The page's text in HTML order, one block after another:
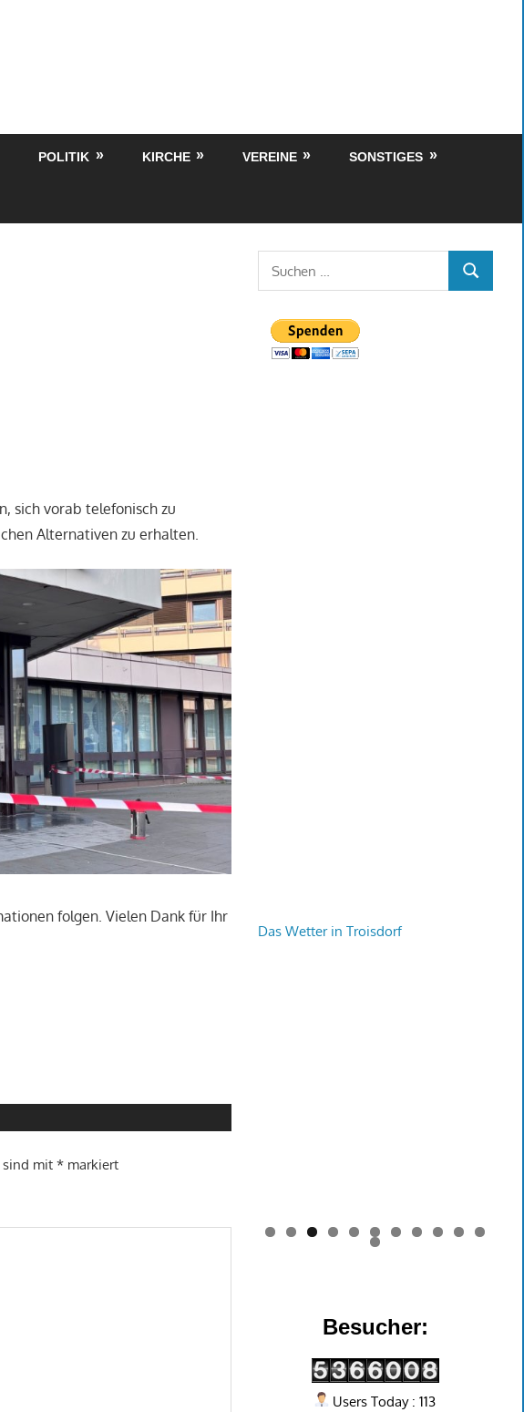
POLITIK KIRCHE VEREINE SONSTIGES
sich vorab telefonisch zu
Alternativen zu erhalten.
folgen. Vielen Dank für Ihr
sind mit* markiert
SUCHEN
Das Wetter in Troisdorf
0 1
2
Besucher:
Users Today : 113